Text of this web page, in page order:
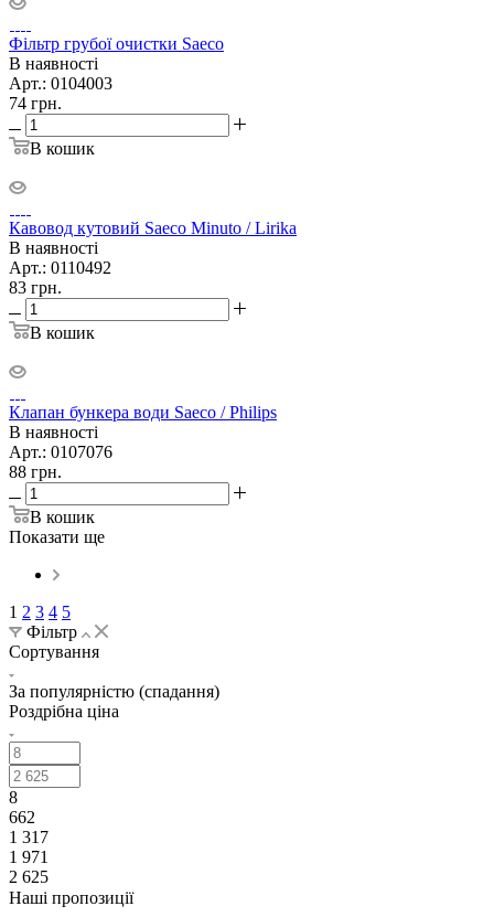
Фільтр грубої очистки Saeco
В наявності
Арт.: 0104003
74 грн.
В кошик
Кавовод кутовий Saeco Minuto / Lirika
В наявності
Арт.: 0110492
83 грн.
В кошик
Клапан бункера води Saeco / Philips
В наявності
Арт.: 0107076
88 грн.
В кошик
Показати ще
1 2 3 4 5
Фільтр
Сортування
За популярністю (спадання)
Роздрібна ціна
8
662
1 317
1 971
2 625
Наші пропозиції